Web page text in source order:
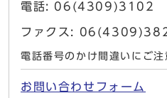
電話: 06(4309)3102
ファクス:
電話番号のかけ間違いにご注
お問い合わせフォーム